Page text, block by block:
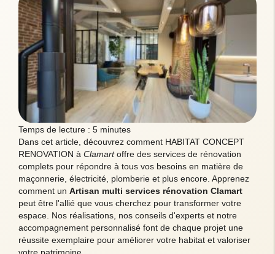
Temps de lecture : 5 minutes
Dans cet article, découvrez comment HABITAT CONCEPT
RENOVATION à Clamartoffre des services de rénovation
complets pour répondre à tous vos besoins en matière de
maçonnerie, électricité, plomberie et plus encore. Apprenez
comment un Artisan multi services rénovation Clamart
peut être l'allié que vous cherchez pour transformer votre
espace. Nos réalisations, nos conseils d'experts et notre
accompagnement personnalisé font de chaque projet une
réussite exemplaire pour améliorer votre habitat et valoriser
votre patrimoine.